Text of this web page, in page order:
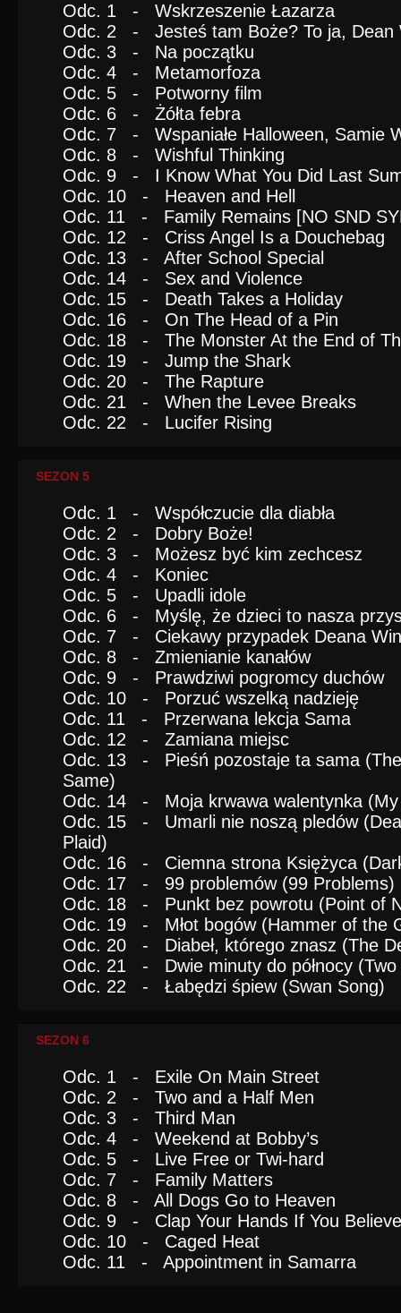
Odc. 1 - Wskrzeszenie Łazarza
Odc. 2 - Jesteś tam Boże? To ja, Dean
Odc. 3 - Na początku
Odc. 4 - Metamorfoza
Odc. 5 - Potworny film
Odc. 6 - Żółta febra
Odc. 7 - Wspaniałe Halloween, Samie
Odc. 8 - Wishful Thinking
Odc. 9 - I Know What You Did Last
Odc. 10 - Heaven and Hell
Odc. 11 - Family Remains [NO SND
Odc. 12 - Criss Angel Is a Douchebag
Odc. 13 - After School Special
Odc. 14 - Sex and Violence
Odc. 15 - Death Takes a Holiday
Odc. 16 - On The Head of a Pin
Odc. 18 - The Monster At the End of
Odc. 19 - Jump the Shark
Odc. 20 - The Rapture
Odc. 21 - When the Levee Breaks
Odc. 22 - Lucifer Rising
SEZON 5
Odc. 1 - Współczucie dla diabła
Odc. 2 - Dobry Boże!
Odc. 3 - Możesz być kim zechcesz
Odc. 4 - Koniec
Odc. 5 - Upadli idole
Odc. 6 - Myślę, że dzieci to nasza
Odc. 7 - Ciekawy przypadek Deana
Odc. 8 - Zmienianie kanałów
Odc. 9 - Prawdziwi pogromcy duchów
Odc. 10 - Porzuć wszelką nadzieję
Odc. 11 - Przerwana lekcja Sama
Odc. 12 - Zamiana miejsc
Odc. 13 - Pieśń pozostaje ta sama
Same)
Odc. 14 - Moja krwawa walentynka (My
Odc. 15 - Umarli nie noszą pledów
Plaid)
Odc. 16 - Ciemna strona Księżyca
Odc. 17 - 99 problemów (99 Problems)
Odc. 18 - Punkt bez powrotu (Point of
Odc. 19 - Młot bogów (Hammer of the
Odc. 20 - Diabeł, którego znasz (The
Odc. 21 - Dwie minuty do północy (Two
Odc. 22 - Łabędzi śpiew (Swan Song)
SEZON 6
Odc. 1 - Exile On Main Street
Odc. 2 - Two and a Half Men
Odc. 3 - Third Man
Odc. 4 - Weekend at Bobby’s
Odc. 5 - Live Free or Twi-hard
Odc. 7 - Family Matters
Odc. 8 - All Dogs Go to Heaven
Odc. 9 - Clap Your Hands If You Believe
Odc. 10 - Caged Heat
Odc. 11 - Appointment in Samarra